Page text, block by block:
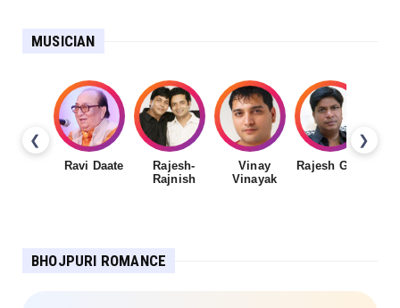
MUSICIAN
❮ ❯
Ravi Daate
Rajesh-
Rajnish
Vinay
Vinayak
Rajesh Gupta
BHOJPURI ROMANCE